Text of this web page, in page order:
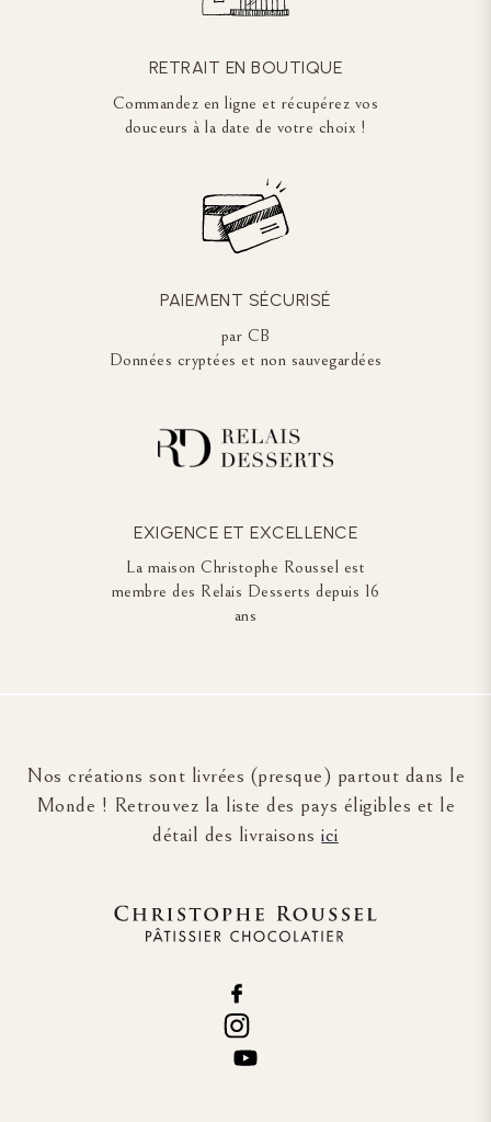
RETRAIT EN BOUTIQUE
Commandez en ligne et récupérez vos
douceurs à la date de votre choix !
PAIEMENT SÉCURISÉ
par CB
Données cryptées et non sauvegardées
EXIGENCE ET EXCELLENCE
La maison Christophe Roussel est
membre des Relais Desserts depuis 16
ans
Nos créations sont livrées (presque) partout dans le
Monde ! Retrouvez la liste des pays éligibles et le
détail des livraisonsici